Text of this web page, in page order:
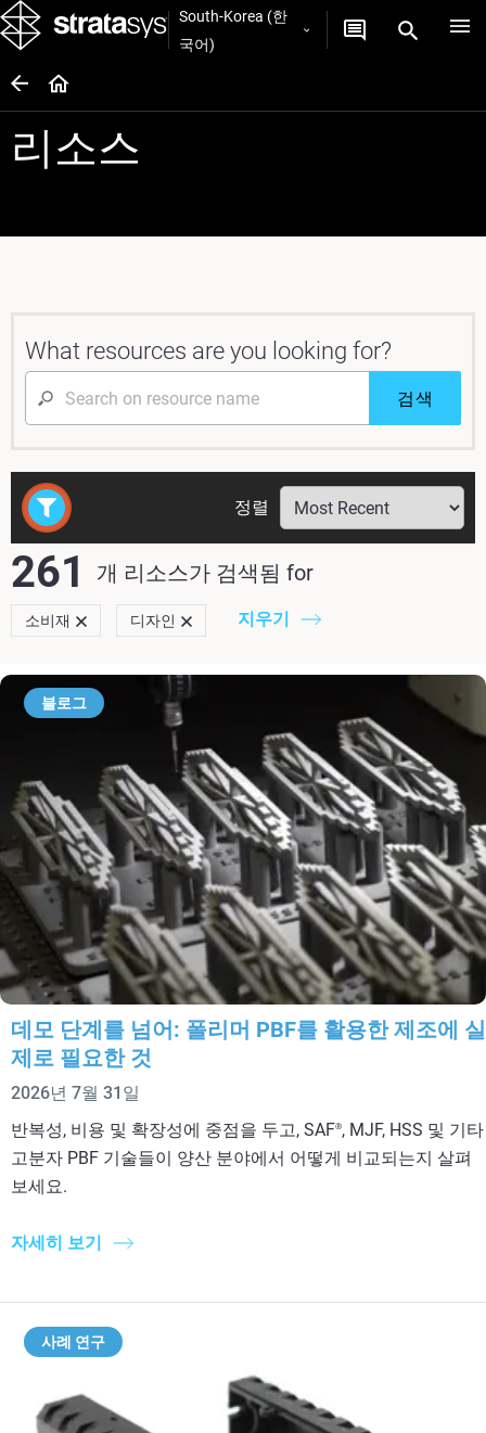
South-Korea (한
국어)
리소스
What resources are you looking for?
검색
261 개 리소스가 검색됨 for
소비재 디자인 지우기
정렬
블로그
데모 단계를 넘어: 폴리머 PBF를 활용한 제조에 실
제로 필요한 것
2026년 7월 31일
반복성, 비용 및 확장성에 중점을 두고, SAF®, MJF, HSS 및 기타
고분자 PBF 기술들이 양산 분야에서 어떻게 비교되는지 살펴
보세요.
자세히 보기
사례 연구